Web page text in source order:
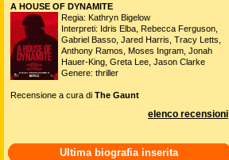
A HOUSE OF DYNAMITE
Regia: Kathryn Bigelow
Interpreti: Idris Elba, Rebecca Ferguson,
Gabriel Basso, Jared Harris, Tracy Letts,
Anthony Ramos, Moses Ingram, Jonah
Hauer-King, Greta Lee, Jason Clarke
Genere: thriller
Recensione a cura di The Gaunt
elenco recensioni
Ultima biografia inserita